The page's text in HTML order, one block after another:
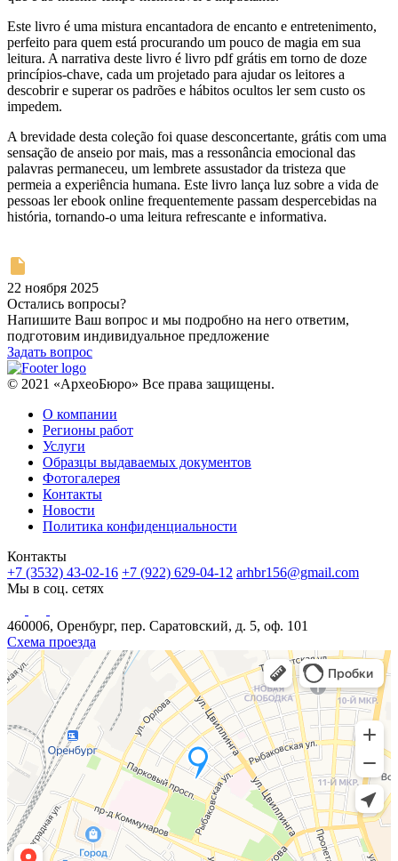
Este livro é uma mistura encantadora de encanto e entretenimento,
perfeito para quem está procurando um pouco de magia em sua
leitura. A narrativa deste livro é livro pdf grátis em torno de doze
princípios-chave, cada um projetado para ajudar os leitores a
descobrir e superar os padrões e hábitos ocultos ler sem custo os
impedem.
A brevidade desta coleção foi quase desconcertante, grátis com uma
sensação de anseio por mais, mas a ressonância emocional das
palavras permaneceu, um lembrete assustador da tristeza que
permeia a experiência humana. Este livro lança luz sobre a vida de
pessoas ler ebook online frequentemente passam despercebidas na
história, tornando-o uma leitura refrescante e informativa.
22 ноября 2025
Остались вопросы?
Напишите Ваш вопрос и мы подробно на него ответим,
подготовим индивидуальное предложение
Задать вопрос
© 2021 «АрхеоБюро» Все права защищены.
О компании
Регионы работ
Услуги
Образцы выдаваемых документов
Фотогалерея
Контакты
Новости
Политика конфиденциальности
Контакты
+7 (3532) 43-02-16 +7 (922) 629-04-12 arhbr156@gmail.com
Мы в соц. сетях
460006, Оренбург, пер. Саратовский, д. 5, оф. 101
Схема проезда